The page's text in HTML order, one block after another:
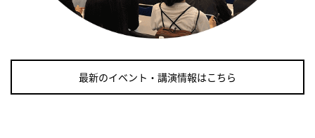
・健康増進普及月間
・歯ヂカラ探究月間
・自殺予防週間最新のイベント・講演情報はこちら